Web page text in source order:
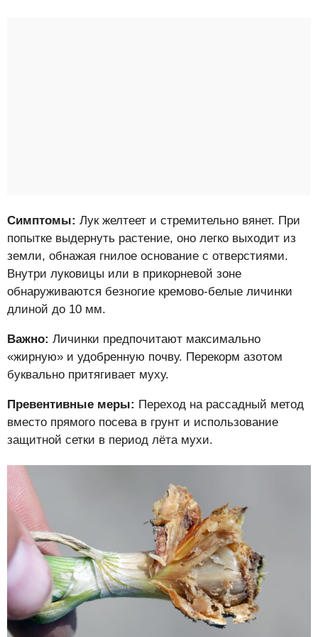
Симптомы: Лук желтеет и стремительно вянет. При
попытке выдернуть растение, оно легко выходит из
земли, обнажая гнилое основание с отверстиями.
Внутри луковицы или в прикорневой зоне
обнаруживаются безногие кремово-белые личинки
длиной до 10 мм.
Важно: Личинки предпочитают максимально
«жирную» и удобренную почву. Перекорм азотом
буквально притягивает муху.
Превентивные меры: Переход на рассадный метод
вместо прямого посева в грунт и использование
защитной сетки в период лёта мухи.